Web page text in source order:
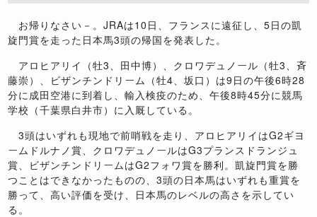
お帰りなさい－。JRAは10日、フランスに遠征し、5日の凱
旋門賞を走った日本馬3頭の帰国を発表した。
アロヒアリイ（牡3、田中博）、クロワデュノール（牡3、斉
藤崇）、ビザンチンドリーム（牡4、坂口）は9日の午後6時28
分に成田空港に到着し、輸入検疫のため、午後8時45分に競馬
学校（千葉県白井市）に入厩している。
3頭はいずれも現地で前哨戦を走り、アロヒアリイはG2ギヨ
ームドルナノ賞、クロワデュノールはG3プランスドランジュ
賞、ビザンチンドリームはG2フォワ賞を勝利。凱旋門賞を勝
つことはできなかったものの、3頭の日本馬はいずれも重賞を
勝って、高い評価を受け、日本馬のレベルの高さを示してい
る。